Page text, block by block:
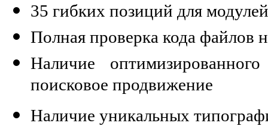
35 гибких позиций для модулей
Полная проверка кода файлов
Наличие
поисковое продвижение
Наличие уникальных